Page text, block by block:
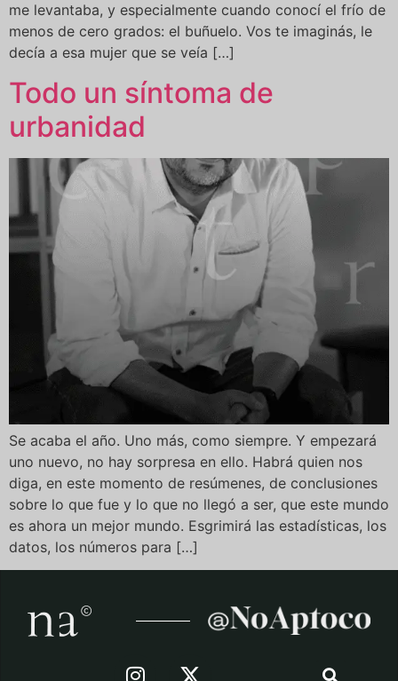
me levantaba, y especialmente cuando conocí el frío de
menos de cero grados: el buñuelo. Vos te imaginás, le
decía a esa mujer que se veía […]
Todo un síntoma de
urbanidad
Se acaba el año. Uno más, como siempre. Y empezará
uno nuevo, no hay sorpresa en ello. Habrá quien nos
diga, en este momento de resúmenes, de conclusiones
sobre lo que fue y lo que no llegó a ser, que este mundo
es ahora un mejor mundo. Esgrimirá las estadísticas, los
datos, los números para […]